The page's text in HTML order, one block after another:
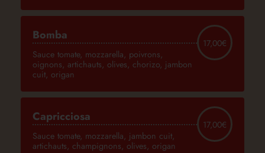
Bomba
17,00€
Sauce tomate, mozzarella, poivrons,
oignons, artichauts, olives, chorizo, jambon
cuit, origan
Capricciosa
17,00€
Sauce tomate, mozzarella, jambon cuit,
artichauts, champignons, olives, origan